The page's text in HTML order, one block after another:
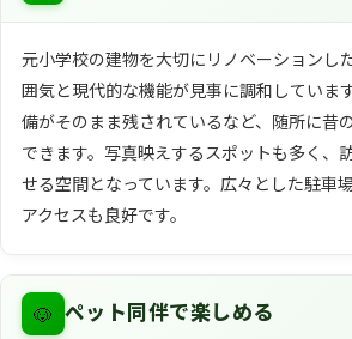
元小学校の建物を大切にリノベーションし
囲気と現代的な機能が見事に調和していま
備がそのまま残されているなど、随所に昔
できます。写真映えするスポットも多く、
せる空間となっています。広々とした駐車
アクセスも良好です。
🐶 ペット同伴で楽しめる